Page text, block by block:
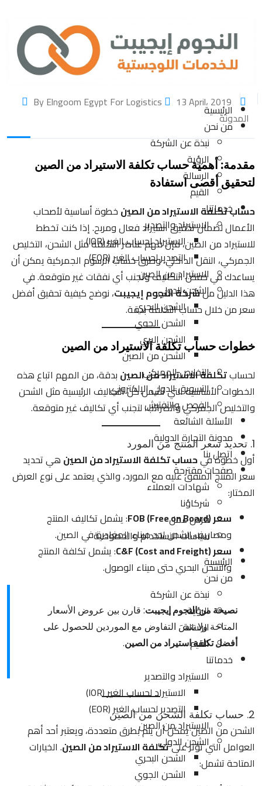
الرئيسية
من نحن
نبذة عن الشركة
الرؤية
الرسالة
القيم
خدماتنا
الاستيراد والتصدير
الاستيراد لحساب الغير (IOR)
التصدير لحساب الغير (EOR)
الاستيراد من الصين
الشحن الدولي
الشحن البحري
الشحن الجوي
الشحن البري
الشحن من الصين
التخليص الجمركي
التسويق الدولي الإلكتروني
الفحص والتفتيش
الأسئلة الشائعة
مدونة التجارة الدولية
اتصل بنا
صفحات مقترحة
شهادات العملاء
شركاؤنا
فرص عمل
سياسات الاستخدام والخصوصية
الرئيسية
من نحن
نبذة عن الشركة
الرؤية
الرسالة
القيم
خدماتنا
الاستيراد والتصدير
الاستيراد لحساب الغير (IOR)
التصدير لحساب الغير (EOR)
الاستيراد من الصين
الشحن الدولي
الشحن البحري
الشحن الجوي
13 April، 2019
المدونة
مقدمة: أهمية حساب تكلفة الاستيراد من الصين
لتحقيق أقصى استفادة
حساب تكلفة الاستيراد من الصين خطوة أساسية لأصحاب
الأعمال لضمان تحقيق استيراد فعال ومربح. إذا كنت تخطط
للاستيراد من الصين، فإن فهم عناصر التكلفة مثل الشحن، التخليص
الجمركي، النقل الداخلي، وطرق حساب الرسوم الجمركية يمكن أن
يساعدك في خفض التكاليف وتجنب أي نفقات غير متوقعة. في
هذا الدليل منشركة النجوم إيجيبت، نوضح كيفية تحقيق أفضل
سعر من خلال حساب التكلفة بدقة.
خطوات حساب تكلفة الاستيراد من الصين
لحسابتكلفة الاستيراد من الصين بدقة، من المهم اتباع هذه
الخطوات الأساسية التي تشمل كل التكاليف الرئيسية مثل الشحن
والتخليص الجمركي والضرائب، لتجنب أي تكاليف غير متوقعة.
1. تحديد سعر المنتج من المورد
أول خطوة فيحساب تكلفة الاستيراد من الصين هي تحديد
سعر المنتج المتفق عليه مع المورد، والذي يعتمد على نوع العرض
المختار:
سعر FOB (Free on Board)
: يشمل تكاليف المنتج
ومصاريف الشحن لحد ميناء المغادرة في الصين.
سعر C&F (Cost and Freight)
: يشمل تكلفة المنتج
والشحن البحري حتى ميناء الوصول.
نصيحة من النجوم إيجيبت: قارن بين عروض الأسعار
المتاحة ولا تنسَ التفاوض مع الموردين للحصول على
أفضل تكلفة استيراد من الصين.
2. حساب تكلفة الشحن من الصين
الشحن من الصين يمكن أن يتم بطرق متعددة، ويعتبر أحد أهم
العوامل التي تؤثر علىتكلفة الاستيراد من الصين. الخيارات
المتاحة تشمل: